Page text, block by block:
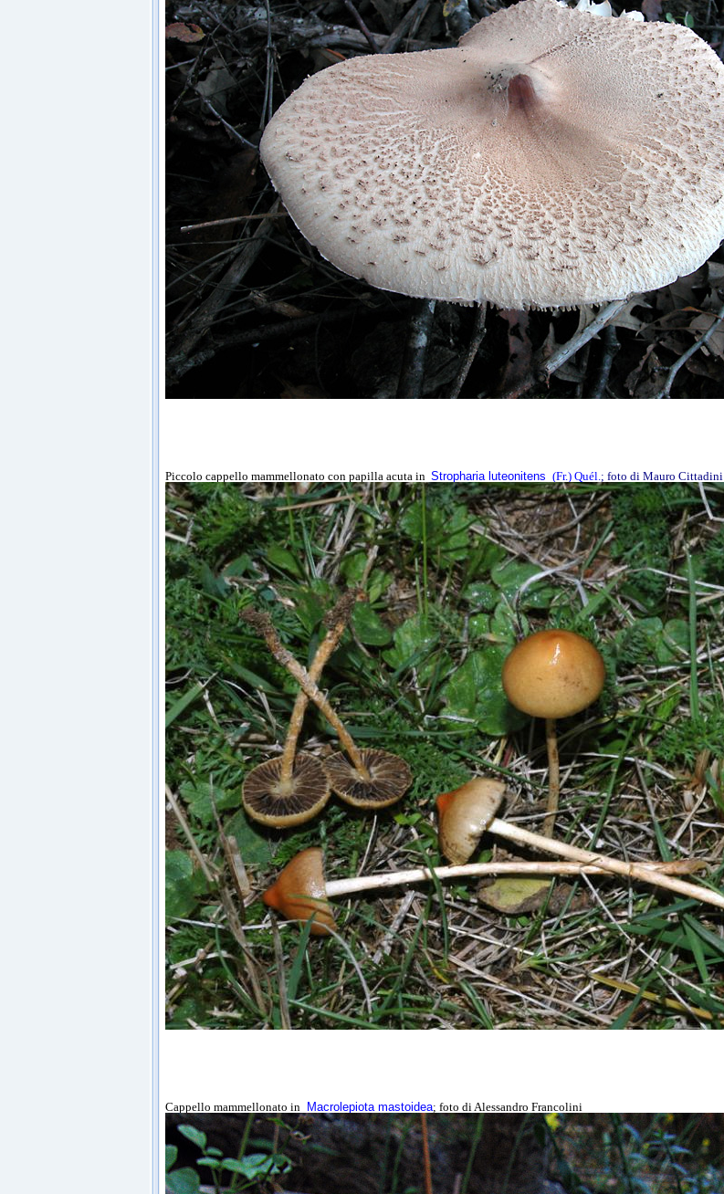
Piccolo cappello mammellonato con papilla acuta in Stropharia luteonitens (Fr.) Quél.; foto di Mauro Cittadini
Cappello mammellonato in Macrolepiota mastoidea; foto di Alessandro Francolini